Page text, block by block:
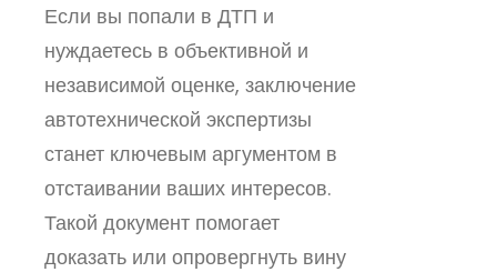
Если вы попали в ДТП и
нуждаетесь в объективной и
независимой оценке, заключение
автотехнической экспертизы
станет ключевым аргументом в
отстаивании ваших интересов.
Такой документ помогает
доказать или опровергнуть вину